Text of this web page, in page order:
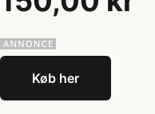
Køb her